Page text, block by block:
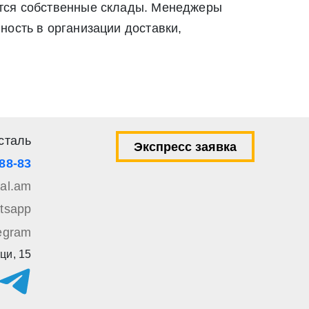
собственные склады. Менеджеры
в организации доставки,
83
15
Экспресс заявка
по средством e-mail или СМС
e-mail или СМС